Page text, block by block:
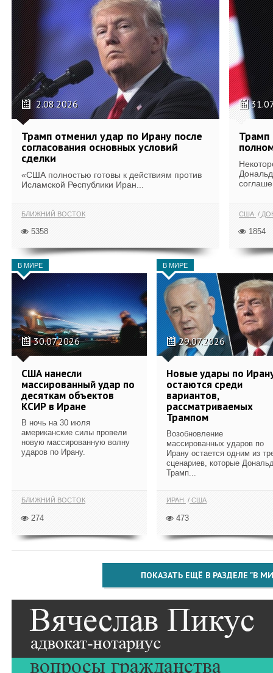
2.08.2026
Трамп отменил удар по Ирану после
согласования основных условий
сделки
«США полностью готовы к действиям против
Исламской Республики Иран...
БЛИЖНИЙ ВОСТОК
5358
Трамп
США
1854
В МИРЕ
30.07.2026
США нанесли
массированный удар по
десяткам объектов
КСИР в Иране
В ночь на 30 июля
американские силы провели
новую массированную волну
ударов по Ирану.
БЛИЖНИЙ ВОСТОК
274
В МИРЕ
29.07.2026
Новые удары по
остаются среди
вариантов,
рассматриваемых
Трампом
Возобновление
массированных ударов по
Ирану остается одним из
сценариев, которые
Трамп...
ИРАН США
473
ПОКАЗАТЬ ЕЩЁ В РАЗДЕЛЕ "В